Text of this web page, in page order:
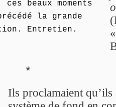
beaux moments
la grande
Entretien.
*
Ils proclamaient